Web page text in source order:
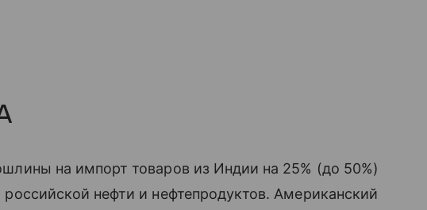
на импорт товаров из Индии на 25% (до 50%)
нефти и нефтепродуктов. Американский